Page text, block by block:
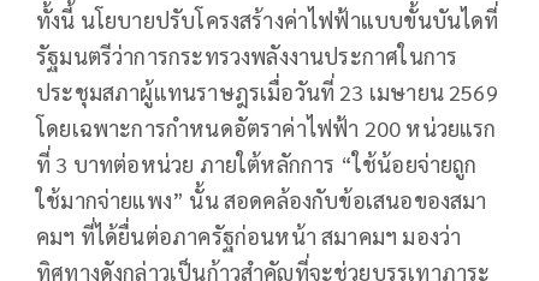
ทั้งนี้ นโยบายปรับโครงสร้างค่าไฟฟ้าแบบขั้นบันไดที่
รัฐมนตรีว่าการกระทรวงพลังงานประกาศในการ
ประชุมสภาผู้แทนราษฎรเมื่อวันที่ 23 เมษายน 2569
โดยเฉพาะการกำหนดอัตราค่าไฟฟ้า 200 หน่วยแรก
ที่ 3 บาทต่อหน่วย ภายใต้หลักการ “ใช้น้อยจ่ายถูก
ใช้มากจ่ายแพง” นั้น สอดคล้องกับข้อเสนอของสมา
คมฯ ที่ได้ยื่นต่อภาครัฐก่อนหน้า สมาคมฯ มองว่า
ทิศทางดังกล่าวเป็นก้าวสำคัญที่จะช่วยบรรเทาภาระ